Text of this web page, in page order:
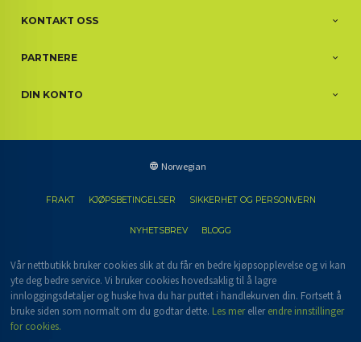
KONTAKT OSS
PARTNERE
DIN KONTO
Norwegian
FRAKT KJØPSBETINGELSER SIKKERHET OG PERSONVERN
NYHETSBREV BLOGG
Vår nettbutikk bruker cookies slik at du får en bedre kjøpsopplevelse og vi kan
yte deg bedre service. Vi bruker cookies hovedsaklig til å lagre
innloggingsdetaljer og huske hva du har puttet i handlekurven din. Fortsett å
bruke siden som normalt om du godtar dette. Les merellerendre innstillinger
for cookies.